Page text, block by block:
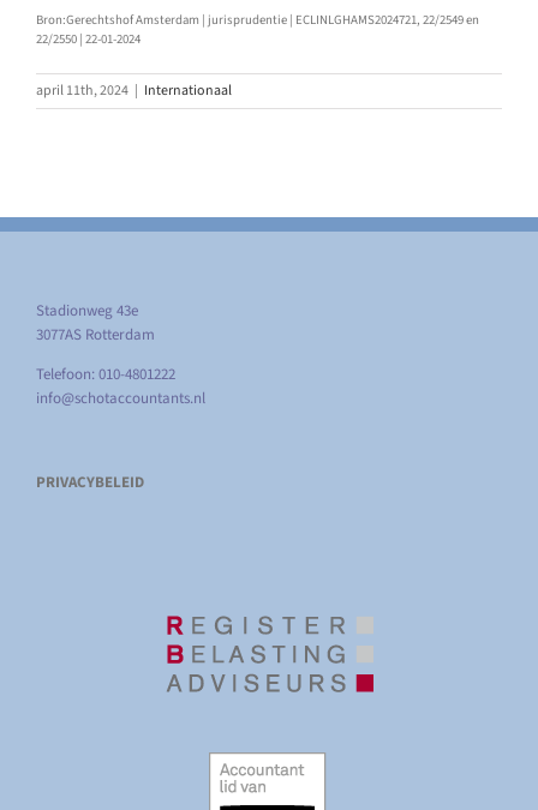
Bron:Gerechtshof Amsterdam | jurisprudentie | ECLINLGHAMS2024721, 22/2549 en
22/2550 | 22-01-2024
april 11th, 2024 | Internationaal
Stadionweg 43e
3077AS Rotterdam
Telefoon: 010-4801222
info@schotaccountants.nl
PRIVACYBELEID